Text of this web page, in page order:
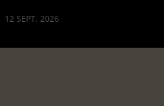
12 SEPT. 2026